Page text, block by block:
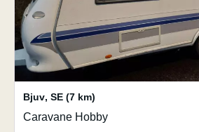
Bjuv, SE (7 km)
Caravane Hobby